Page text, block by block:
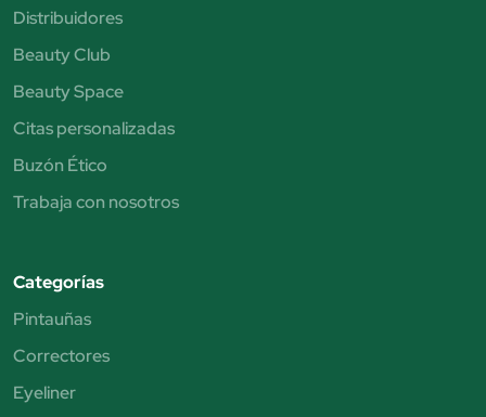
Distribuidores
Beauty Club
Beauty Space
Citas personalizadas
Buzón Ético
Trabaja con nosotros
Categorías
Pintauñas
Correctores
Eyeliner